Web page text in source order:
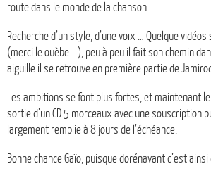
route dans le monde de la chanson.
Recherche d’un style, d’une voix … Quelque
(merci le ouèbe …), peu à peu il fait son chemin
aiguille il se retrouve en première partie de
Les ambitions se font plus fortes, et maintenant
sortie d’un CD 5 morceaux avec une souscription
largement remplie à 8 jours de l’échéance.
Bonne chance Gaïo, puisque dorénavant c’est